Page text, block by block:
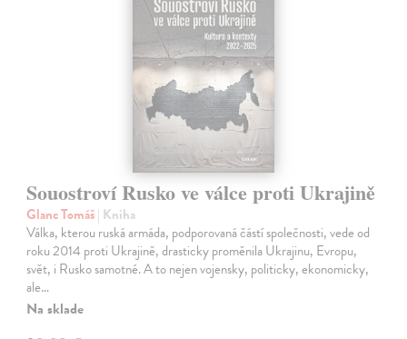
Souostroví Rusko ve válce proti Ukrajině
Glanc Tomáš| Kniha
Válka, kterou ruská armáda, podporovaná částí společnosti, vede od
roku 2014 proti Ukrajině, drasticky proměnila Ukrajinu, Evropu,
svět, i Rusko samotné. A to nejen vojensky, politicky, ekonomicky,
ale…
Na sklade